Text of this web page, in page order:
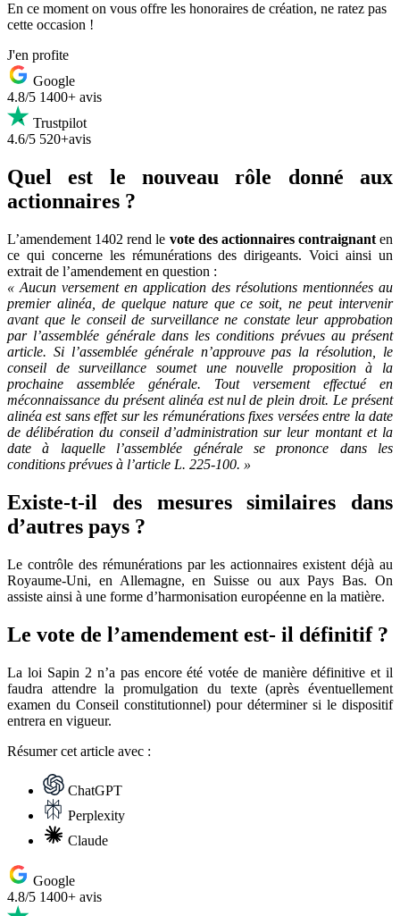
En ce moment on vous offre les honoraires de création, ne ratez pas
cette occasion !
J'en profite
Google
4.8/5 1400+ avis
Trustpilot
4.6/5 520+avis
Quel est le nouveau rôle donné aux
actionnaires ?
L’amendement 1402 rend le vote des actionnaires contraignanten
ce qui concerne les rémunérations des dirigeants. Voici ainsi un
extrait de l’amendement en question :
« Aucun versement en application des résolutions mentionnées au
premier alinéa, de quelque nature que ce soit, ne peut intervenir
avant que le conseil de surveillance ne constate leur approbation
par l’assemblée générale dans les conditions prévues au présent
article. Si l’assemblée générale n’approuve pas la résolution, le
conseil de surveillance soumet une nouvelle proposition à la
prochaine assemblée générale. Tout versement effectué en
méconnaissance du présent alinéa est nul de plein droit. Le présent
alinéa est sans effet sur les rémunérations fixes versées entre la date
de délibération du conseil d’administration sur leur montant et la
date à laquelle l’assemblée générale se prononce dans les
conditions prévues à l’article L. 225‑100. »
Existe-t-il des mesures similaires dans
d’autres pays ?
Le contrôle des rémunérations par les actionnaires existent déjà au
Royaume-Uni, en Allemagne, en Suisse ou aux Pays Bas. On
assiste ainsi à une forme d’harmonisation européenne en la matière.
Le vote de l’amendement est- il définitif ?
La loi Sapin 2 n’a pas encore été votée de manière définitive et il
faudra attendre la promulgation du texte (après éventuellement
examen du Conseil constitutionnel) pour déterminer si le dispositif
entrera en vigueur.
Résumercet article avec :
ChatGPT
Perplexity
Claude
Google
4.8/5 1400+ avis